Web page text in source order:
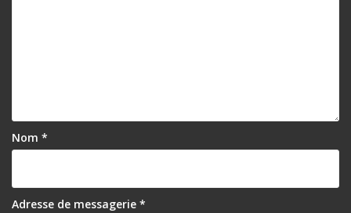
Nom *
Adresse de messagerie *